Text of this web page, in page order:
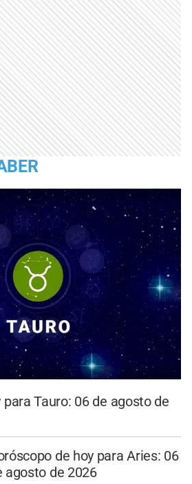
Tauro: 06 de agosto de
de hoy para Aries: 06
agosto de 2026